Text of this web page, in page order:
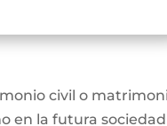
civil o
en la futura sociedad